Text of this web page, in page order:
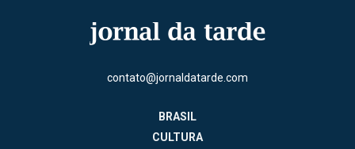
contato@jornaldatarde.com
BRASIL
CULTURA